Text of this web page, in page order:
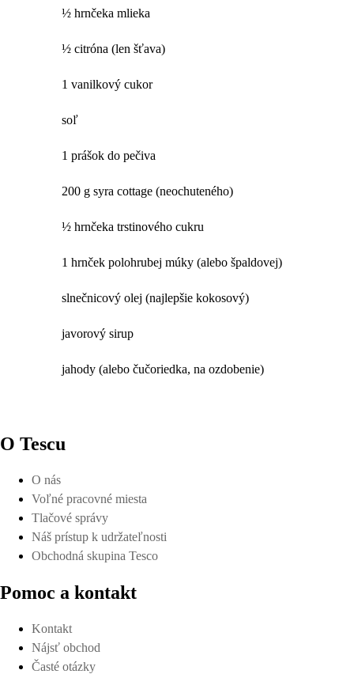
½ hrnčeka mlieka
½ citróna (len šťava)
1 vanilkový cukor
soľ
1 prášok do pečiva
200 g syra cottage (neochuteného)
½ hrnčeka trstinového cukru
1 hrnček polohrubej múky (alebo špaldovej)
slnečnicový olej (najlepšie kokosový)
javorový sirup
jahody (alebo čučoriedka, na ozdobenie)
O Tescu
O nás
Voľné pracovné miesta
Tlačové správy
Náš prístup k udržateľnosti
Obchodná skupina Tesco
Pomoc a kontakt
Kontakt
Nájsť obchod
Časté otázky